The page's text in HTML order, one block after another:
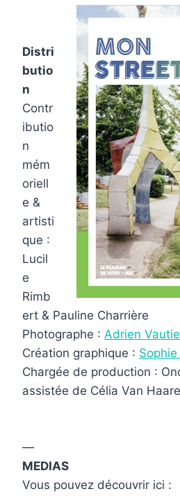
Distri
butio
n
Contr
ibutio
n
mém
oriell
e &
artisti
que :
Lucil
e
Rimb
ert & Pauline Charrière
Photographe : Adrien
Création graphique : Sophie
Chargée de production :
assistée de Célia Van
—
MEDIAS
Vous pouvez découvrir ici :